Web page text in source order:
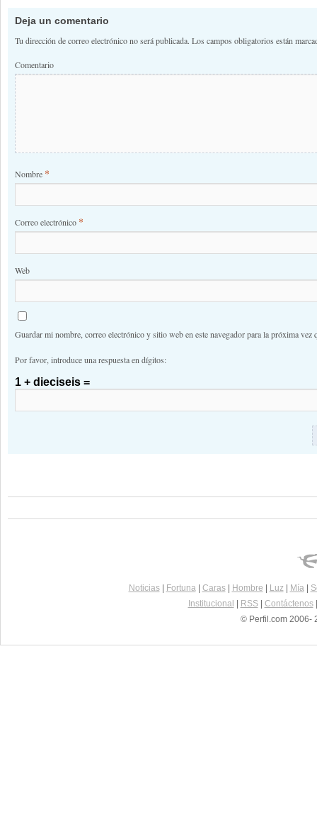
Deja un comentario
Tu dirección de correo electrónico no será publicada. Los campos obligatorios están
Comentario
Nombre *
Correo electrónico *
Web
Guardar mi nombre, correo electrónico y sitio web en este navegador para la próxima vez
Por favor, introduce una respuesta en dígitos:
1 + dieciseis =
Noticias| Fortuna| Caras| Hombre Luz| Mía|
Institucional
RSS| Contáctenos
© Perfil.com 2006-